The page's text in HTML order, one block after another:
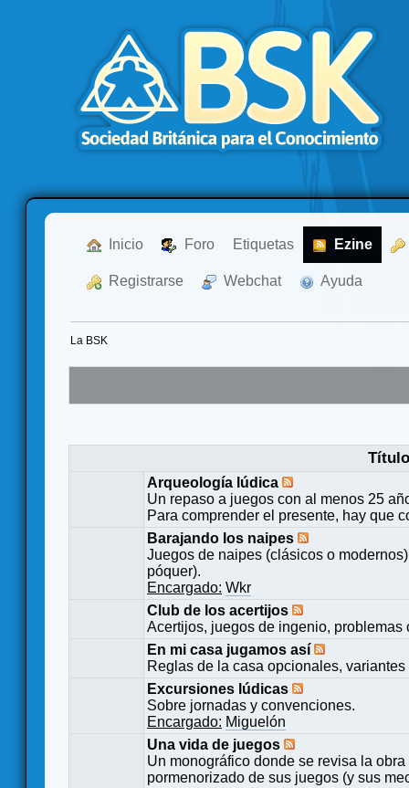
Inicio Foro Etiquetas Ezine
Registrarse Webchat Ayuda
La BSK
Título
Arqueología lúdica
Un repaso a juegos con al menos 25
Para comprender el presente, hay que
Barajando los naipes
Juegos de naipes (clásicos o
póquer).
Encargado: Wkr
Club de los acertijos
Acertijos, juegos de ingenio,
En mi casa jugamos así
Reglas de la casa opcionales,
Excursiones lúdicas
Sobre jornadas y convenciones.
Encargado: Miguelón
Una vida de juegos
Un monográfico donde se revisa la
pormenorizado de sus juegos (y sus